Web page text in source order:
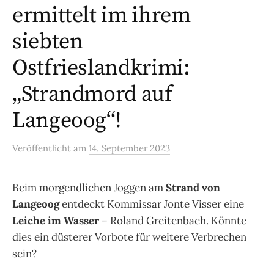
ermittelt im ihrem
siebten
Ostfrieslandkrimi:
„Strandmord auf
Langeoog“!
Veröffentlicht am 14. September 2023
Beim morgendlichen Joggen amStrand von
Langeoogentdeckt Kommissar Jonte Visser eine
Leiche im Wasser – Roland Greitenbach. Könnte
dies ein düsterer Vorbote für weitere Verbrechen
sein?